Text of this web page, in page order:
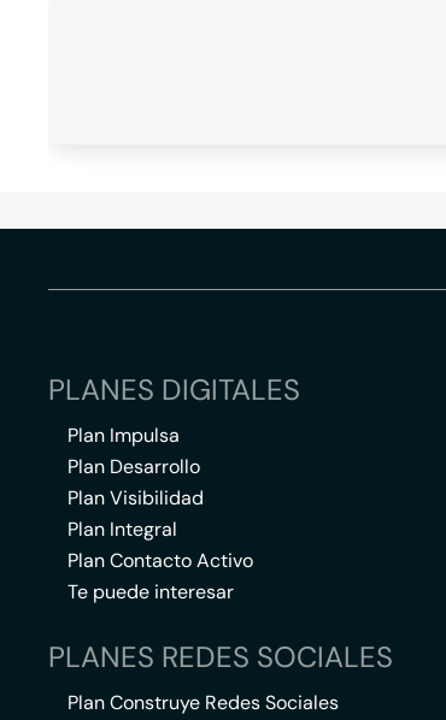
PLANES DIGITALES
Plan Impulsa
Plan Desarrollo
Plan Visibilidad
Plan Integral
Plan Contacto Activo
Te puede interesar
PLANES REDES SOCIALES
Plan Construye Redes Sociales